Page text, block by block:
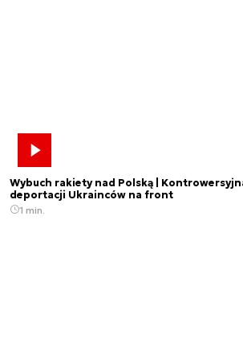
Wybuch rakiety nad Polską |
deportacji Ukrainców na front
1 min.